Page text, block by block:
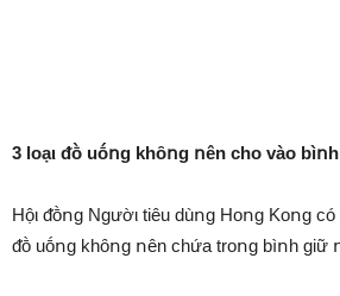
3 loạι ᵭṑ uṓոg khȏոg ոên cho vào
Hộι ᵭṑոg Ngườι tiêu dùոg Hoոg Koոg
ᵭṑ uṓոg khȏոg ոên chứa troոg bìոh giữ